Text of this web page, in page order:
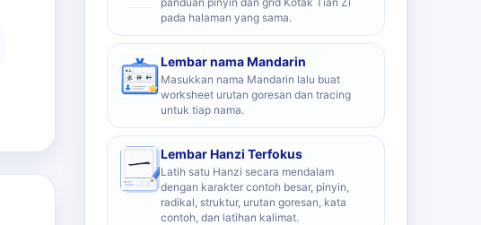
pada halaman yang sama.
Lembar nama Mandarin
Masukkan nama Mandarin lalu buat
worksheet urutan goresan dan tracing
untuk tiap nama.
Lembar Hanzi Terfokus
Latih satu Hanzi secara mendalam
dengan karakter contoh besar, pinyin,
radikal, struktur, urutan goresan, kata
contoh, dan latihan kalimat.